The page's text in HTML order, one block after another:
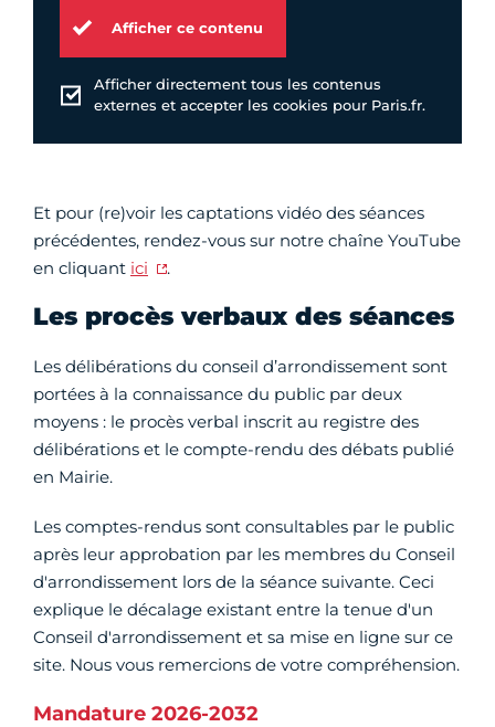
Afficher ce contenu
Afficher directement tous les contenus
externes et accepter les cookies pour Paris.fr.
Et pour (re)voir les captations vidéo des séances
précédentes, rendez-vous sur notre chaîne YouTube
en cliquant ici .
Les procès verbaux des séances
Les délibérations du conseil d’arrondissement sont
portées à la connaissance du public par deux
moyens : le procès verbal inscrit au registre des
délibérations et le compte-rendu des débats publié
en Mairie.
Les comptes-rendus sont consultables par le public
après leur approbation par les membres du Conseil
d'arrondissement lors de la séance suivante. Ceci
explique le décalage existant entre la tenue d'un
Conseil d'arrondissement et sa mise en ligne sur ce
site. Nous vous remercions de votre compréhension.
Mandature 2026-2032